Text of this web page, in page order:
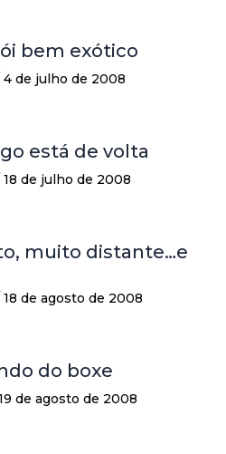
bem exótico
4 de julho de 2008
está de volta
18 de julho de 2008
muito distante…e
18 de agosto de 2008
do boxe
de agosto de 2008